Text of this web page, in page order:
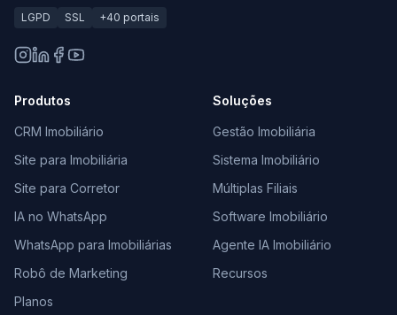
LGPD SSL +40 portais
Produtos
CRM Imobiliário
Site para Imobiliária
Site para Corretor
IA no WhatsApp
WhatsApp para Imobiliárias
Robô de Marketing
Planos
Soluções
Gestão Imobiliária
Sistema Imobiliário
Múltiplas Filiais
Software Imobiliário
Agente IA Imobiliário
Recursos